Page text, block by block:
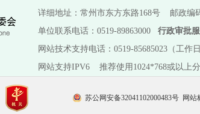
详细地址：常州市东方东路168号 邮政编
单位联系电话：0519-89863000 行政审批
网站技术支持电话： 0519-85685023（工作
网站支持IPV6 推荐使用1024*768或以上
苏公网安备32041102000483号 网站